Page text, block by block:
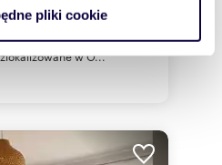
udostępniamy partnerom
pliki cookie
!Prezentuję do
3-pokojowe mieszkanie o
w O...